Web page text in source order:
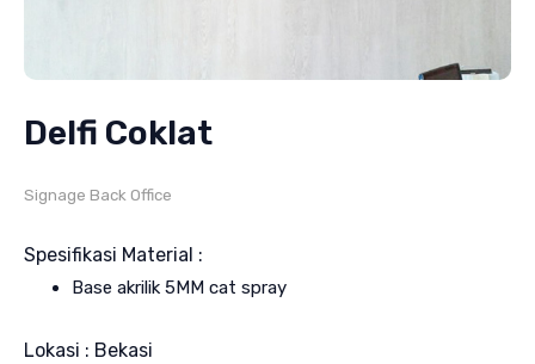
Delfi Coklat
Signage Back Office
Spesifikasi Material :
Base akrilik 5MM cat spray
Lokasi : Bekasi